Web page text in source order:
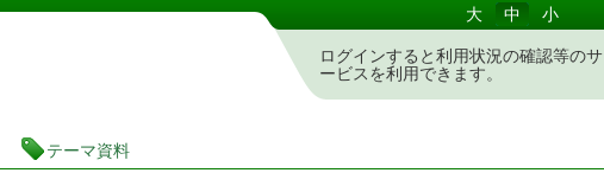
約システム 大 中 小
ログインすると利用状況の確認等のサ
ービスを利用できます。
テーマ資料